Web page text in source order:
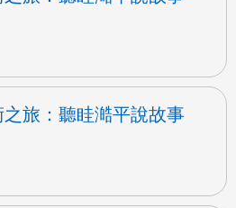
旅：聽眭澔平說故事